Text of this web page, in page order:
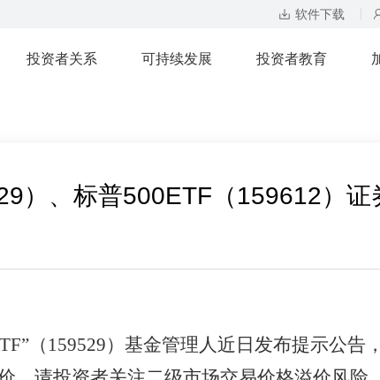
软件下载
投资者关系 可持续发展 投资者教育
）、标普500ETF（159612）
（159529）基金管理人近日发布提示公